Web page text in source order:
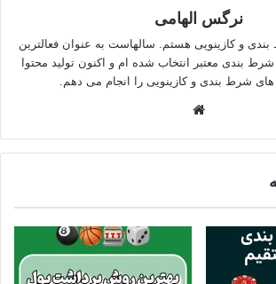
نرگس الهامی
و کازینویی هستم. سالهاست به عنوان فعالترین
بندی معتبر انتخاب شده ام و اکنون تولید محتوا
شرط بندی و کازینویی را انجام می دهم.